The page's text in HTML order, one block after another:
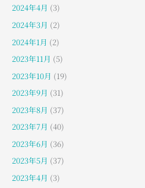
2024年4月 (3)
2024年3月 (2)
2024年1月 (2)
2023年11月 (5)
2023年10月 (19)
2023年9月 (31)
2023年8月 (37)
2023年7月 (40)
2023年6月 (36)
2023年5月 (37)
2023年4月 (3)